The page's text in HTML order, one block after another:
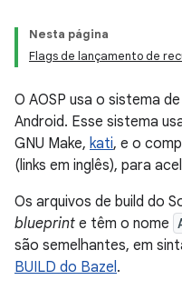
Nesta página
Flags de lançamento de
O AOSP usa o sistema de
Android. Esse sistema
GNU Make, kati, e o
(links em inglês), para
Os arquivos de build do
blueprint e têm o nome
são semelhantes, em
BUILD do Bazel.